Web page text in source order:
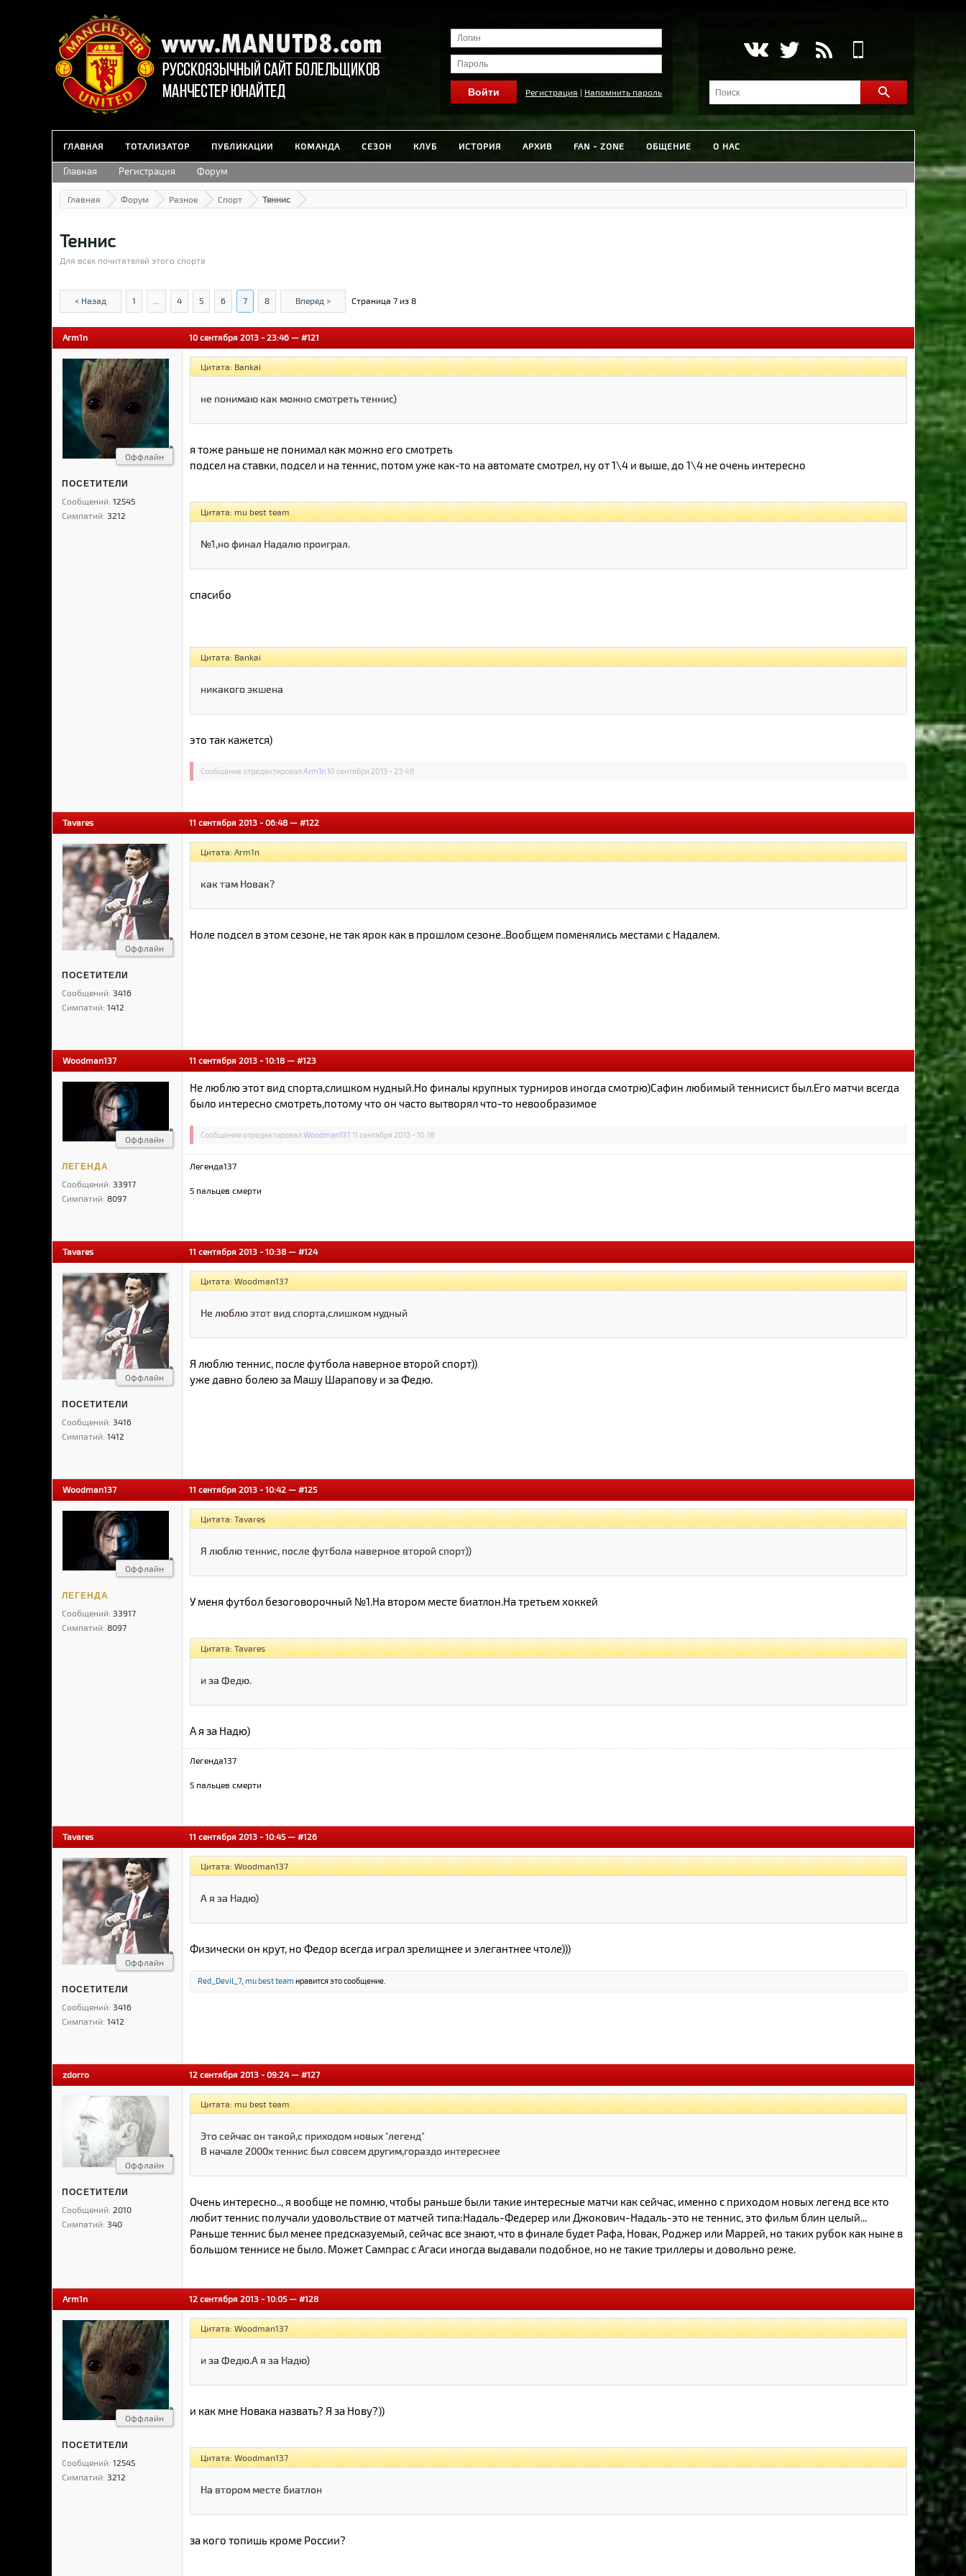
Регистрация | Напомнить пароль
ГЛАВНАЯ ТОТАЛИЗАТОР ПУБЛИКАЦИИ КОМАНДА СЕЗОН КЛУБ ИСТОРИЯ АРХИВ FAN - ZONE ОБЩЕНИЕ О НАС
Главная Регистрация Форум
Главная Форум Разное Спорт Теннис
Теннис
Для всех почитателей этого спорта
< Назад 1 4 5 6 7 8 Вперед > Страница 7 из 8
Arm1n 10 сентября 2013 - 23:46 — #121
Оффлайн
ПОСЕТИТЕЛИ
Сообщений: 12545
Симпатий: 3212
Цитата: Bankai
не понимаю как можно смотреть теннис)
я тоже раньше не понимал как можно его смотреть
подсел на ставки, подсел и на теннис, потом уже как-то на автомате смотрел, ну от 1\4 и выше, до 1\4 не очень интересно
Цитата: mu best team
№1,но финал Надалю проиграл.
спасибо
Цитата: Bankai
никакого экшена
это так кажется)
Сообщение отредактировал Arm1n10 сентября 2013 - 23:46
Tavares 11 сентября 2013 - 06:48 — #122
Оффлайн
ПОСЕТИТЕЛИ
Сообщений: 3416
Симпатий: 1412
Цитата: Arm1n
как там Новак?
Ноле подсел в этом сезоне, не так ярок как в прошлом сезоне..Вообщем поменялись местами с Надалем.
Woodman137 11 сентября 2013 - 10:18 — #123
Оффлайн
ЛЕГЕНДА
Сообщений: 33917
Симпатий: 8097
Не люблю этот вид спорта,слишком нудный.Но финалы крупных турниров иногда смотрю)Сафин любимый теннисист был.Его матчи всегда
было интересно смотреть,потому что он часто вытворял что-то невообразимое
Сообщение отредактировал Woodman137 11 сентября 2013 - 10:18
Легенда137
5 пальцев смерти
Tavares 11 сентября 2013 - 10:38 — #124
Оффлайн
ПОСЕТИТЕЛИ
Сообщений: 3416
Симпатий: 1412
Цитата: Woodman137
Не люблю этот вид спорта,слишком нудный
Я люблю теннис, после футбола наверное второй спорт))
уже давно болею за Машу Шарапову и за Федю.
Woodman137 11 сентября 2013 - 10:42 — #125
Оффлайн
ЛЕГЕНДА
Сообщений: 33917
Симпатий: 8097
Цитата: Tavares
Я люблю теннис, после футбола наверное второй спорт))
У меня футбол безоговорочный №1.На втором месте биатлон.На третьем хоккей
Цитата: Tavares
и за Федю.
А я за Надю)
Легенда137
5 пальцев смерти
Tavares 11 сентября 2013 - 10:45 — #126
Оффлайн
ПОСЕТИТЕЛИ
Сообщений: 3416
Симпатий: 1412
Цитата: Woodman137
А я за Надю)
Физически он крут, но Федор всегда играл зрелищнее и элегантнее чтоле)))
Red_Devil_7, mu best team нравится это сообщение.
zdorro 12 сентября 2013 - 09:24 — #127
Оффлайн
ПОСЕТИТЕЛИ
Сообщений: 2010
Симпатий: 340
Цитата: mu best team
Это сейчас он такой,с приходом новых "легенд"
В начале 2000х теннис был совсем другим,гораздо интереснее
Очень интересно.., я вообще не помню, чтобы раньше были такие интересные матчи как сейчас, именно с приходом новых легенд все кто
любит теннис получали удовольствие от матчей типа:Надаль-Федерер или Джокович-Надаль-это не теннис, это фильм блин целый...
Раньше теннис был менее предсказуемый, сейчас все знают, что в финале будет Рафа, Новак, Роджер или Маррей, но таких рубок как ныне в
большом теннисе не было. Может Сампрас с Агаси иногда выдавали подобное, но не такие триллеры и довольно реже.
Arm1n 12 сентября 2013 - 10:05 — #128
Оффлайн
ПОСЕТИТЕЛИ
Сообщений: 12545
Симпатий: 3212
Цитата: Woodman137
и за Федю.А я за Надю)
и как мне Новака назвать? Я за Нову?))
Цитата: Woodman137
На втором месте биатлон
за кого топишь кроме России?